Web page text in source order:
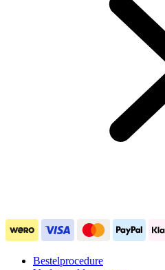
Bestelprocedure